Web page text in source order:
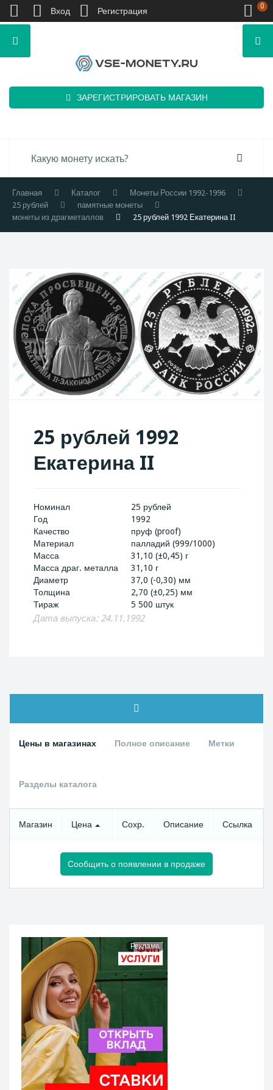
ЗАРЕГИСТРИРОВАТЬ МАГАЗИН
Главная Каталог
Монеты России 1992-1996
25 рублей
памятные монеты
монеты из драгметаллов
25 рублей 1992 Екатерина II
25 рублей 1992
Екатерина II
Номинал
25 рублей
Год
1992
Качество
пруф (proof)
Материал
палладий (999/1000)
Масса
31,10 (±0,45) г
Масса драг. металла
31,10 г
Диаметр
37,0 (-0,30) мм
Толщина
2,70 (±0,25) мм
Тираж
5 500 штук
Дата выпуска: 24.11.1992
Цены в магазинах Полное описание Метки
Разделы каталога
Магазин Цена Сохр. Описание Ссылка
Сообщить о появлении в продаже
Реклама
Вход Регистрация 0